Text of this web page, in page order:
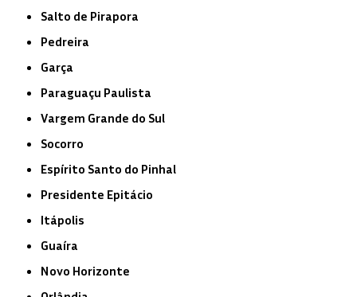
Salto de Pirapora
Pedreira
Garça
Paraguaçu Paulista
Vargem Grande do Sul
Socorro
Espírito Santo do Pinhal
Presidente Epitácio
Itápolis
Guaíra
Novo Horizonte